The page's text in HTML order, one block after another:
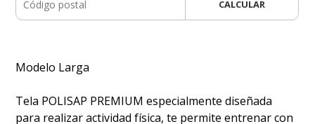
CALCULAR
Modelo Larga
Tela POLISAP PREMIUM especialmente diseñada
para realizar actividad física, te permite entrenar con